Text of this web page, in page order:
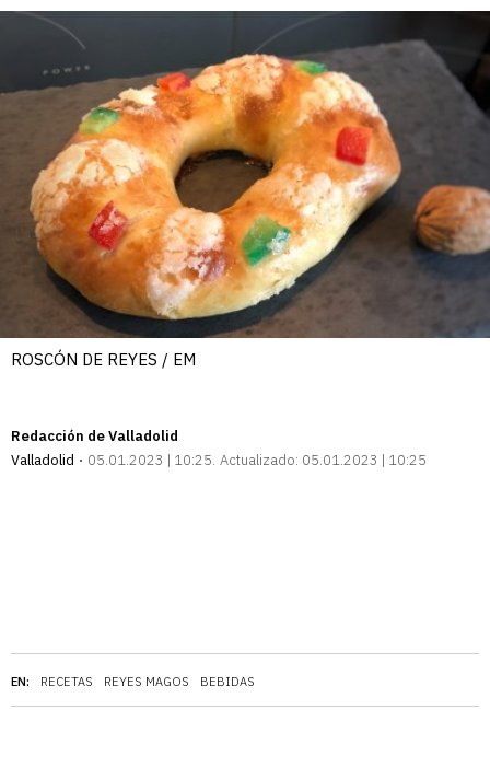
ROSCÓN DE REYES / EM
Redacción de Valladolid
Valladolid
05.01.2023 | 10:25 Actualizado: 05.01.2023 | 10:25
EN: RECETAS REYES MAGOS BEBIDAS